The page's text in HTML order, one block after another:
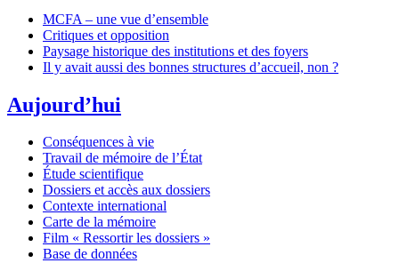
MCFA – une vue d’ensemble
Critiques et opposition
Paysage historique des institutions et des foyers
Il y avait aussi des bonnes structures d’accueil, non ?
Aujourd’hui
Conséquences à vie
Travail de mémoire de l’État
Étude scientifique
Dossiers et accès aux dossiers
Contexte international
Carte de la mémoire
Film « Ressortir les dossiers »
Base de données